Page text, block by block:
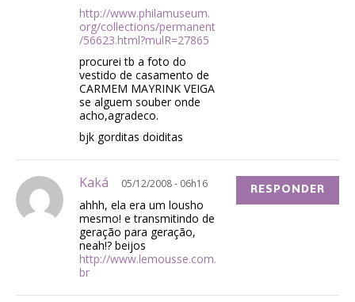
http://www.philamuseum.
org/collections/permanent
/56623.html?mulR=27865
procurei tb a foto do
vestido de casamento de
CARMEM MAYRINK VEIGA
se alguem souber onde
acho,agradeco.
bjk gorditas doiditas
Kaká 05/12/2008 - 06h16
ahhh, ela era um lousho
mesmo! e transmitindo de
geração para geração,
neah!? beijos
http://www.lemousse.com.
br
RESPONDER